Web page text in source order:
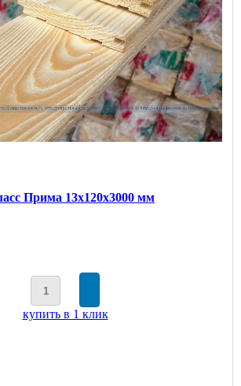
Прима 13x120x3000 мм
купить в 1 клик